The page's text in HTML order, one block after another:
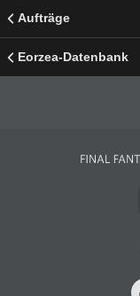
Aufträge
Eorzea-Datenbank